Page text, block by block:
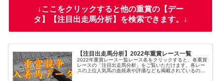
↓ここをクリックすると他の重賞の【デー
タ】【注目出走馬分析】を検索できます。↓
【注目出走馬分析】2022年重賞レース一覧
2022年重賞レース一覧レース名をクリックすると、各重賞
レースの「注目出走馬分析」をご覧いただけます。各レー
スの上位人気馬の血統表や評価なども掲載されているの